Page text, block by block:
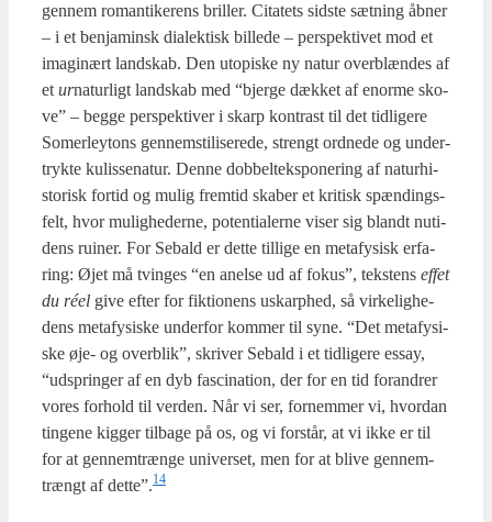
gen­nem roman­ti­ke­rens bril­ler. Cita­tets sid­ste sæt­ning åbner
– i et benja­minsk dia­lek­tisk bil­le­de – per­spek­ti­vet mod et
imag­i­nært land­skab. Den uto­pi­ske ny natur over­blæn­des af
et urnatur­ligt land­skab med “bjer­ge dæk­ket af enor­me sko­
ve” – beg­ge per­spek­ti­ver i skarp kon­trast til det tid­li­ge­re
Somer­leytons gen­nem­sti­li­se­re­de, strengt ord­ne­de og under­
tryk­te kulis­se­na­tur. Den­ne dob­bel­t­eks­po­ne­ring af natur­hi­
sto­risk for­tid og mulig frem­tid ska­ber et kri­tisk spæn­dings­
felt, hvor mulig­he­der­ne, poten­ti­a­ler­ne viser sig blandt nuti­
dens rui­ner. For Sebald er det­te til­li­ge en meta­fy­sisk erfa­
ring: Øjet må tvin­ges “en anel­se ud af fokus”, tek­stens effet
du réel give efter for fik­tio­nens uskarp­hed, så vir­ke­lig­he­
dens meta­fy­si­ske under­for kom­mer til syne. “Det meta­fy­si­
ske øje- og over­blik”, skri­ver Sebald i et tid­li­ge­re essay,
“udsprin­ger af en dyb fasci­na­tion, der for en tid for­an­drer
vores for­hold til ver­den. Når vi ser, for­nem­mer vi, hvor­dan
tin­ge­ne kig­ger til­ba­ge på os, og vi for­står, at vi ikke er til
for at gen­nem­træn­ge uni­ver­set, men for at bli­ve gen­nem­
trængt af dette”.14